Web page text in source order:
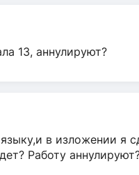
13, аннулируют?
в изложении я
Работу